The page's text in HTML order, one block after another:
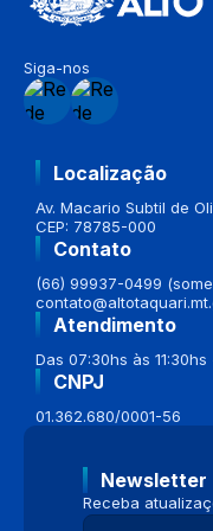
Siga-nos
Localização
Av. Macario Subtil de
CEP: 78785-000
Contato
(66) 99937-0499
Atendimento
Das 07:30hs às
CNPJ
01.362.680/0001-56
Newsletter
Receba